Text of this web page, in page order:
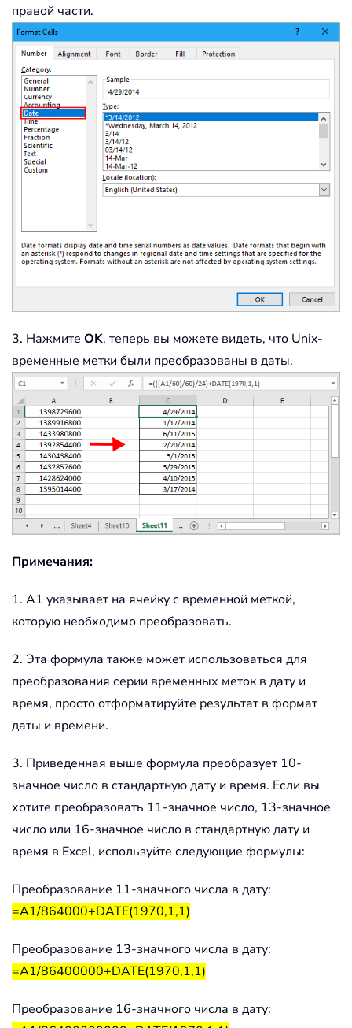
правой части.
3. Нажмите OK, теперь вы можете видеть, что Unix-
временные метки были преобразованы в даты.
Примечания:
1. A1 указывает на ячейку с временной меткой,
которую необходимо преобразовать.
2. Эта формула также может использоваться для
преобразования серии временных меток в дату и
время, просто отформатируйте результат в формат
даты и времени.
3. Приведенная выше формула преобразует 10-
значное число в стандартную дату и время. Если вы
хотите преобразовать 11-значное число, 13-значное
число или 16-значное число в стандартную дату и
время в Excel, используйте следующие формулы:
Преобразование 11-значного числа в дату:
=A1/864000+DATE(1970,1,1)
Преобразование 13-значного числа в дату:
=A1/86400000+DATE(1970,1,1)
Преобразование 16-значного числа в дату: